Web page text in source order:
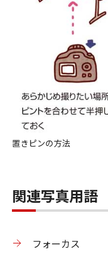
置きピンの方法
関連写真用語
フォーカス